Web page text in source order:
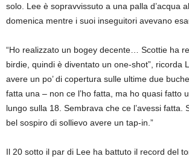
solo. Lee è sopravvissuto a una palla d’acqua
domenica mentre i suoi inseguitori avevano
“Ho realizzato un bogey decente… Scottie ha
birdie, quindi è diventato un one-shot”, ricorda
avere un po’ di copertura sulle ultime due
fatta una – non ce l’ho fatta, ma ho quasi fatto
lungo sulla 18. Sembrava che ce l’avessi fatta.
bel sospiro di sollievo avere un tap-in.”
Il 20 sotto il par di Lee ha battuto il record del